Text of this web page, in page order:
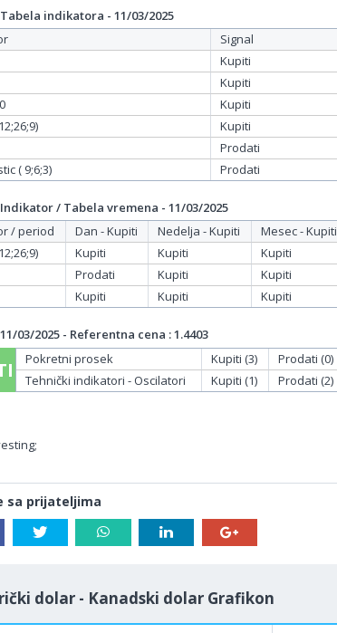
Tabela indikatora - 11/03/2025
Signal
Kupiti
Kupiti
Kupiti
Kupiti
Prodati
( 9;6;3)
Prodati
Indikator / Tabela vremena - 11/03/2025
/ period
Dan - Kupiti Nedelja - Kupiti
Mesec - Kupiti
Kupiti Kupiti
Kupiti
Prodati Kupiti
Kupiti
Kupiti Kupiti Kupiti
11/03/2025 - Referentna cena : 1.4403
Pokretni prosek Kupiti (3)
Prodati (0)
Tehnički indikatori - Oscilatori
Kupiti (1) Prodati (2)
sa prijateljima
dolar - Kanadski dolar Grafikon